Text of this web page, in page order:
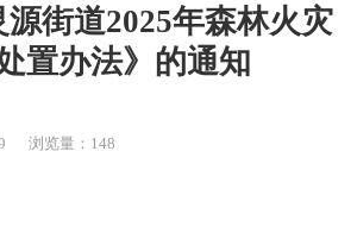
街道2025年森林火灾
置办法》的通知
浏览量： 148